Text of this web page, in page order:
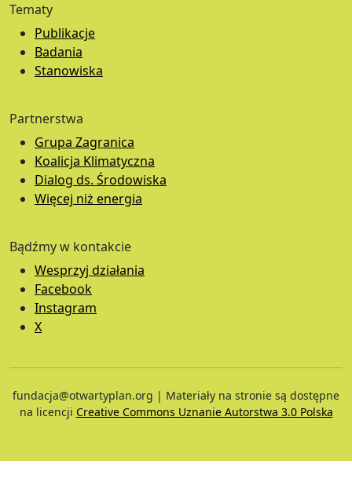
Tematy
Publikacje
Badania
Stanowiska
Partnerstwa
Grupa Zagranica
Koalicja Klimatyczna
Dialog ds. Środowiska
Więcej niż energia
Bądźmy w kontakcie
Wesprzyj działania
Facebook
Instagram
X
fundacja@otwartyplan.org | Materiały na stronie są dostępne
na licencji Creative Commons Uznanie Autorstwa 3.0 Polska